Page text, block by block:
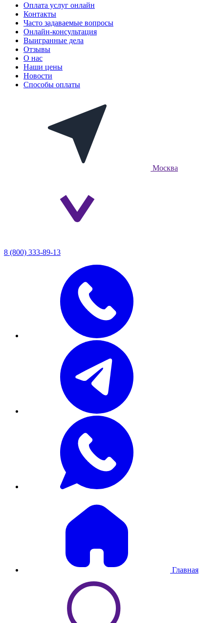
Оплата услуг онлайн
Контакты
Часто задаваемые вопросы
Онлайн-консультация
Выигранные дела
Отзывы
О нас
Наши цены
Новости
Способы оплаты
Москва
8 (800) 333-89-13
Главная